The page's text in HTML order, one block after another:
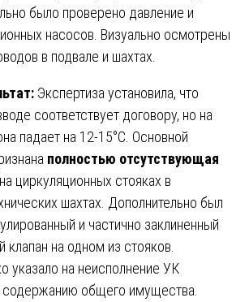
было проверено давление и
насосов. Визуально осмотрены
в подвале и шахтах.
Экспертиза установила, что
соответствует договору, но на
падает на 12-15°C. Основной
полностью отсутствующая
на циркуляционных стояках в
шахтах. Дополнительно был
и частично заклиненный
клапан на одном из стояков.
указало на неисполнение УК
содержанию общего имущества.